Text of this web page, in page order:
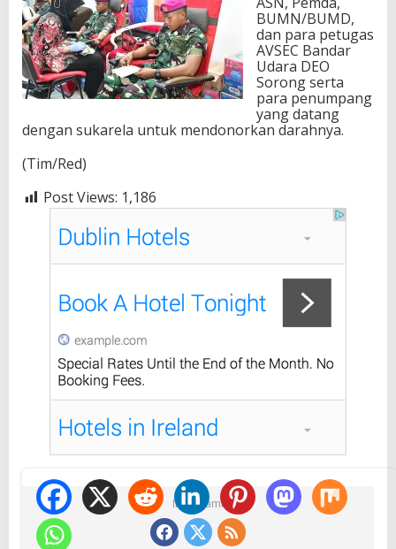
BUMN/BUMD,
dan para petugas
AVSEC Bandar
Udara DEO
Sorong serta
para penumpang
yang datang
dengan sukarela untuk mendonorkan darahnya.
(Tim/Red)
Post Views: 1,186
Ikuti Kami